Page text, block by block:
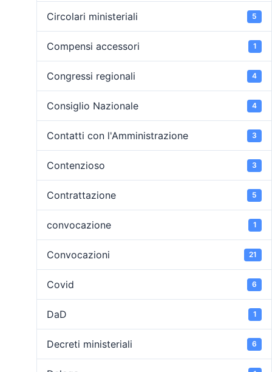
Circolari ministeriali 5
Compensi accessori 1
Congressi regionali 4
Consiglio Nazionale 4
Contatti con l'Amministrazione 3
Contenzioso 3
Contrattazione 5
convocazione 1
Convocazioni 21
Covid 6
DaD 1
Decreti ministeriali 6